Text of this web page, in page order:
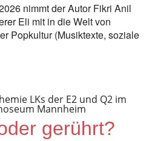
nimmt der Autor Fikri Anil
Eli mit in die Welt von
Popkultur (Musiktexte, soziale
LKs der E2 und Q2 im
Mannheim
gerührt?